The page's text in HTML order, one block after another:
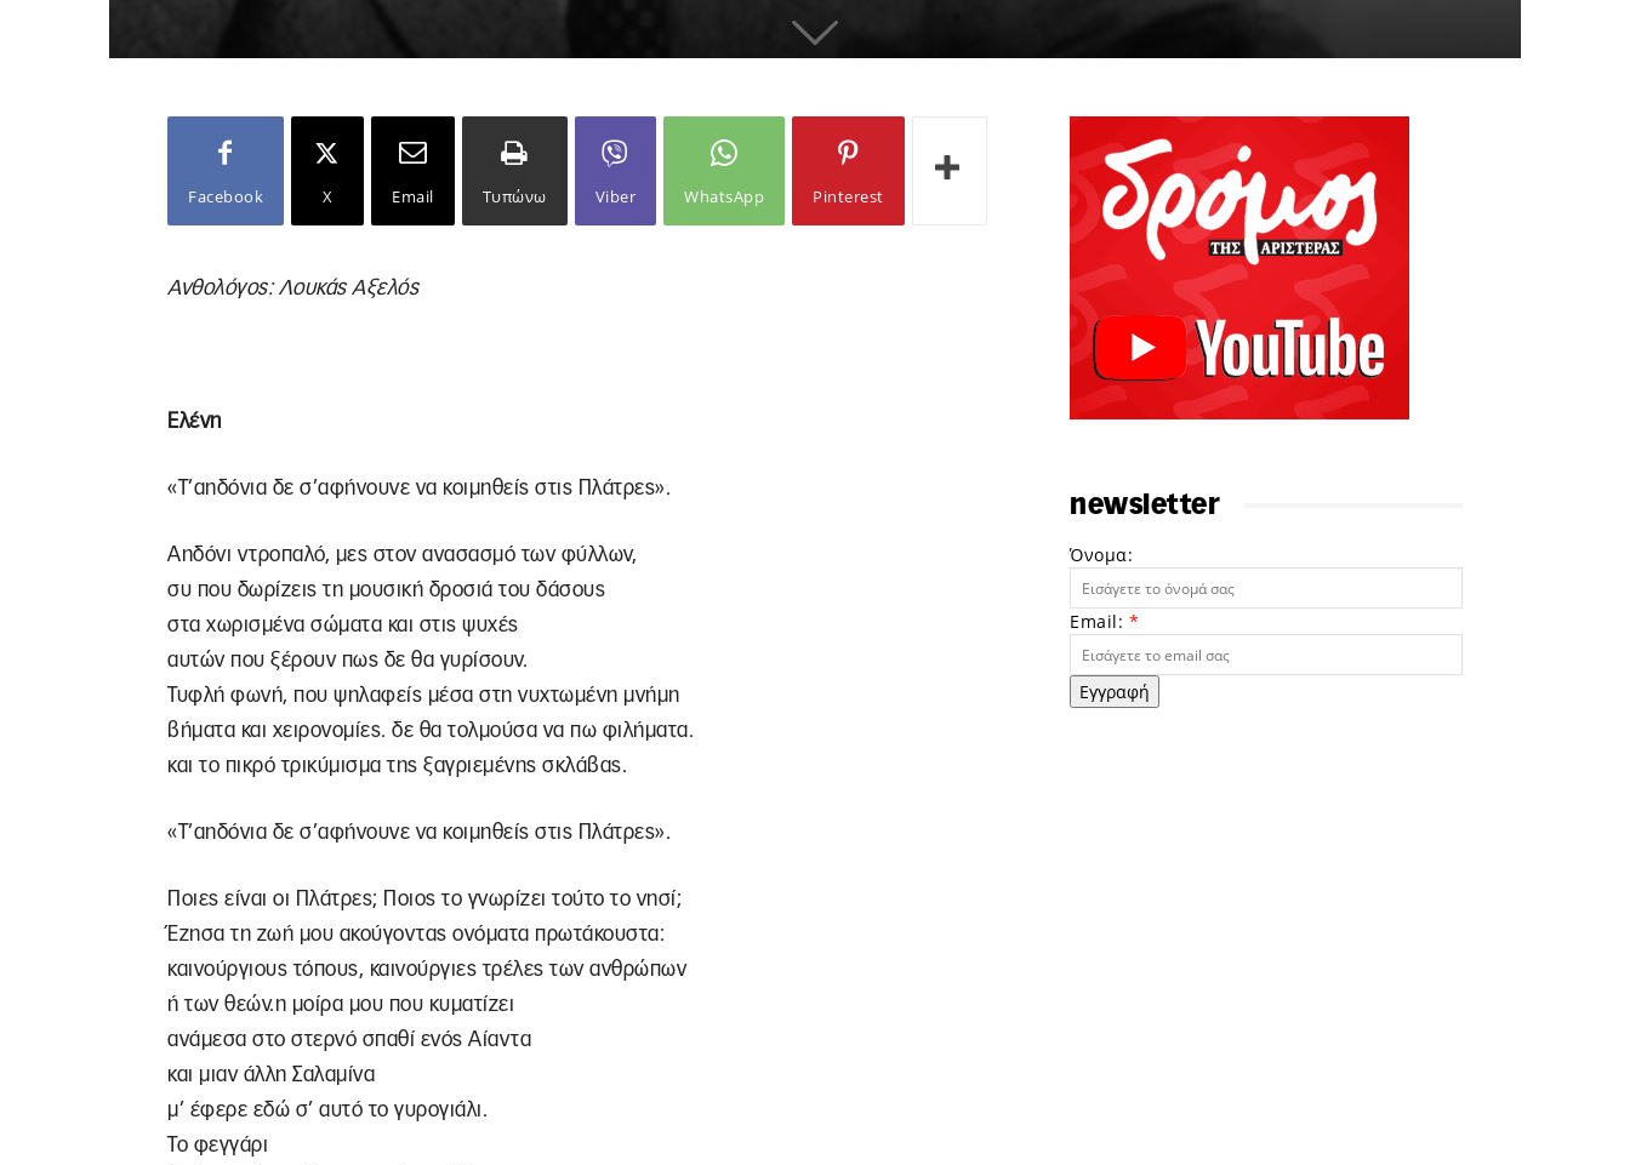
Facebook X Email Τυπώνω Viber WhatsApp Pinterest
Ανθολόγος: Λουκάς Αξελός
Ελένη
«Τ’αηδόνια δε σ’αφήνουνε να κοιμηθείς στις Πλάτρες».
Αηδόνι ντροπαλό, μες στον ανασασμό των φύλλων,
συ που δωρίζεις τη μουσική δροσιά του δάσους
στα χωρισμένα σώματα και στις ψυχές
αυτών που ξέρουν πως δε θα γυρίσουν.
Τυφλή φωνή, που ψηλαφείς μέσα στη νυχτωμένη μνήμη
βήματα και χειρονομίες. δε θα τολμούσα να πω φιλήματα.
και το πικρό τρικύμισμα της ξαγριεμένης σκλάβας.
«Τ’αηδόνια δε σ’αφήνουνε να κοιμηθείς στις Πλάτρες».
Ποιες είναι οι Πλάτρες; Ποιος το γνωρίζει τούτο το νησί;
Έζησα τη ζωή μου ακούγοντας ονόματα πρωτάκουστα:
καινούργιους τόπους, καινούργιες τρέλες των ανθρώπων
ή των θεών.η μοίρα μου που κυματίζει
ανάμεσα στο στερνό σπαθί ενός Αίαντα
και μιαν άλλη Σαλαμίνα
μ’ έφερε εδώ σ’ αυτό το γυρογιάλι.
Το φεγγάρι
newsletter
Όνομα:
Email: *
Εγγραφή